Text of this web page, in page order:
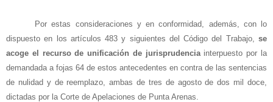
Por estas consideraciones y en conformidad, además, con lo
dispuesto en los artículos 483 y siguientes del Código del Trabajo, se
acoge el recurso de unificación de jurisprudenciainterpuesto por la
demandada a fojas 64 de estos antecedentes en contra de las sentencias
de nulidad y de reemplazo, ambas de tres de agosto de dos mil doce,
dictadas por la Corte de Apelaciones de Punta Arenas.